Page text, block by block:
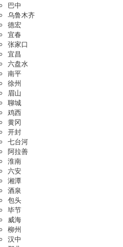
巴中
乌鲁木齐
德宏
宜春
张家口
宜昌
六盘水
南平
徐州
眉山
聊城
鸡西
黄冈
开封
七台河
阿拉善
淮南
六安
湘潭
酒泉
包头
毕节
威海
柳州
汉中